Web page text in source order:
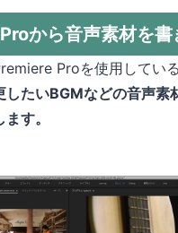
から音声素材を書
Proを使用してい
したいBGMなどの音声素
す。